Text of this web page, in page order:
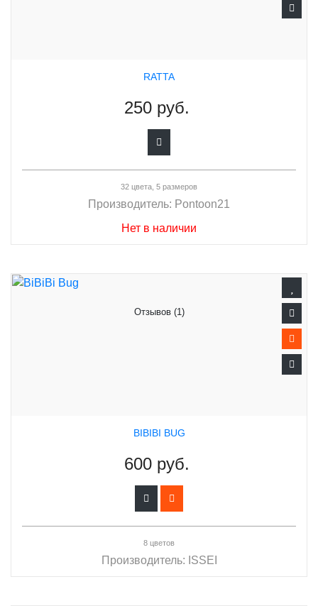
RATTA
250 руб.
32 цвета, 5 размеров
Производитель: Pontoon21
Нет в наличии
Отзывов (1)
BIBIBI BUG
600 руб.
8 цветов
Производитель: ISSEI